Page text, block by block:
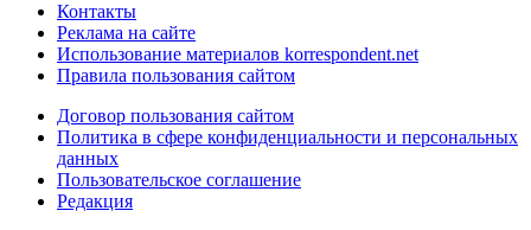
Контакты
Реклама на сайте
Использование материалов korrespondent.net
Правила пользования сайтом
Договор пользования сайтом
Политика в сфере конфиденциальности и персональных
данных
Пользовательское соглашение
Редакция